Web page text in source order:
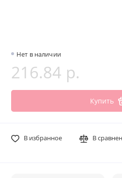
Нет в наличии
216.84 р.
Купить
В избранное В